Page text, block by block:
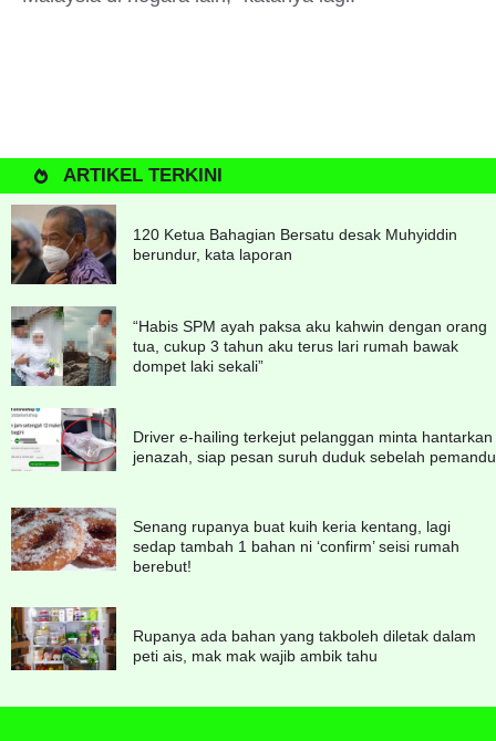
ARTIKEL TERKINI
120 Ketua Bahagian Bersatu desak Muhyiddin
berundur, kata laporan
“Habis SPM ayah paksa aku kahwin dengan orang
tua, cukup 3 tahun aku terus lari rumah bawak
dompet laki sekali”
Driver e-hailing terkejut pelanggan minta hantarkan
jenazah, siap pesan suruh duduk sebelah pemandu
Senang rupanya buat kuih keria kentang, lagi
sedap tambah 1 bahan ni ‘confirm’ seisi rumah
berebut!
Rupanya ada bahan yang takboleh diletak dalam
peti ais, mak mak wajib ambik tahu